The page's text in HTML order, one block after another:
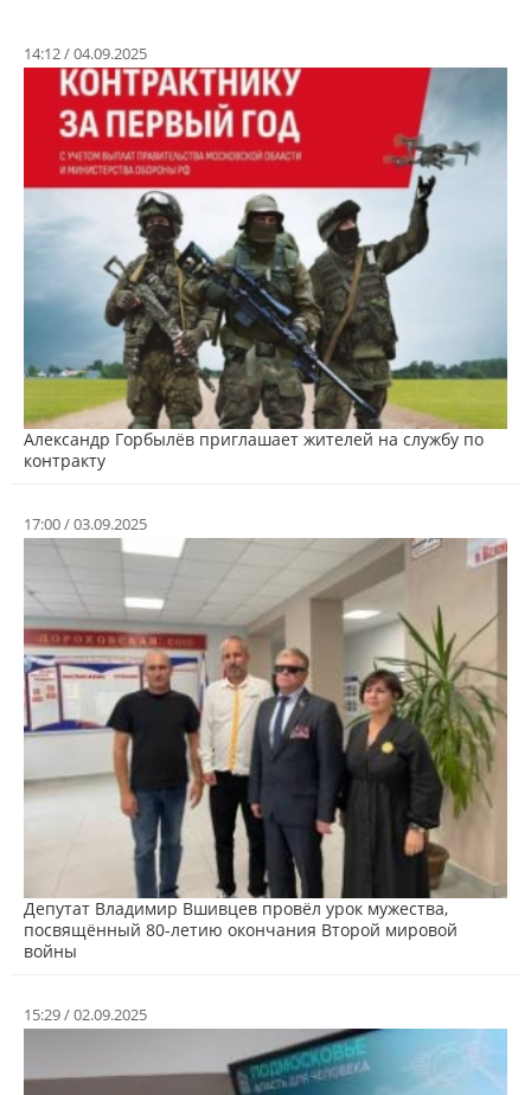
14:12 / 04.09.2025
Александр Горбылёв приглашает жителей на службу по
контракту
17:00 / 03.09.2025
Депутат Владимир Вшивцев провёл урок мужества,
посвящённый 80-летию окончания Второй мировой
войны
15:29 / 02.09.2025